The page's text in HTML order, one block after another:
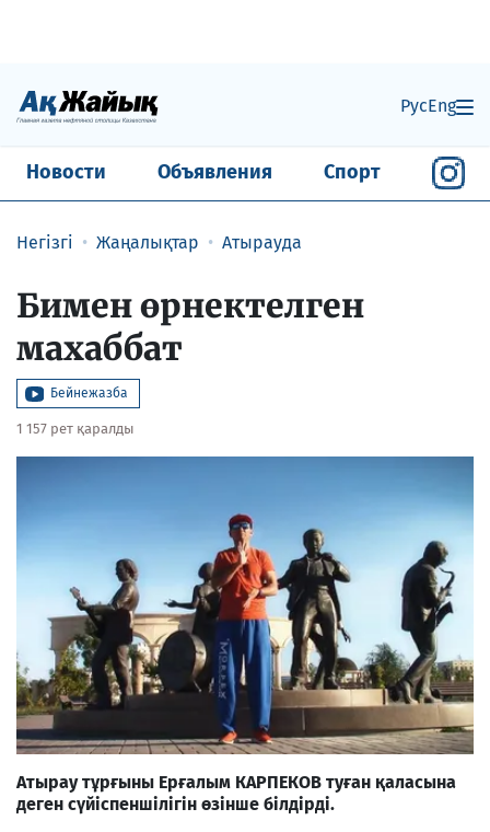
РусEng
Новости Объявления Спорт
Негізгі Жаңалықтар Атырауда
Бимен өрнектелген
махаббат
Бейнежазба
1 157 рет қаралды
Атырау тұрғыны Ерғалым КАРПЕКОВ туған қаласына
деген сүйіспеншілігін өзінше білдірді.